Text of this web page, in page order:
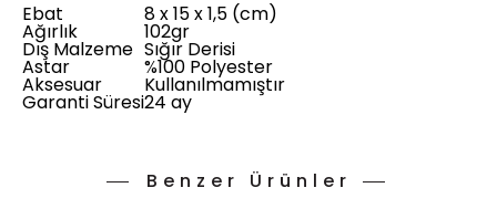
Ebat 8 x 15 x 1,5 (cm)
Ağırlık 102gr
Dış Malzeme Sığır Derisi
Astar %100 Polyester
Aksesuar Kullanılmamıştır
Garanti Süresi24 ay
Benzer Ürünler